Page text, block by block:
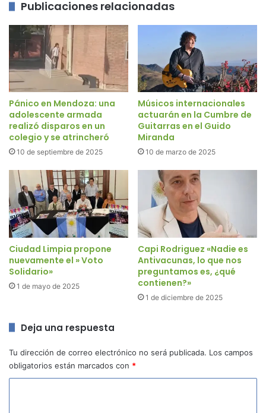
Publicaciones relacionadas
Pánico en Mendoza: una
adolescente armada
realizó disparos en un
colegio y se atrincheró
10 de septiembre de 2025
Músicos internacionales
actuarán en la Cumbre de
Guitarras en el Guido
Miranda
10 de marzo de 2025
Ciudad Limpia propone
nuevamente el » Voto
Solidario»
1 de mayo de 2025
Capi Rodriguez «Nadie es
Antivacunas, lo que nos
preguntamos es, ¿qué
contienen?»
1 de diciembre de 2025
Deja una respuesta
Tu dirección de correo electrónico no será publicada. Los campos
obligatorios están marcados con *